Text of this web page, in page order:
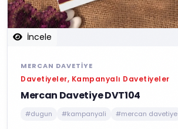
İncele
MERCAN DAVETIYE
Davetiyeler, Kampanyalı Davetiyeler
Mercan Davetiye DVT104
#dugun #kampanyali #mercan davetiye